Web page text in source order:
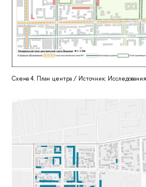
Схема 4. План центра / Источник: Исследования